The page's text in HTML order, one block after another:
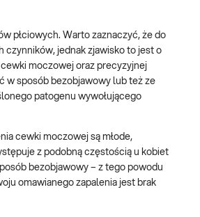
płciowych. Warto zaznaczyć, że do
czynników, jednak zjawisko to jest o
moczowej oraz precyzyjnej
w sposób bezobjawowy lub też ze
patogenu wywołującego
cewki moczowej są młode,
z podobną częstością u kobiet
bezobjawowy – z tego powodu
omawianego zapalenia jest brak